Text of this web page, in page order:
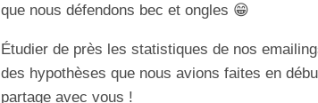
que nous défendons bec et ongles 😁
Étudier de près les statistiques de nos
des hypothèses que nous avions faites en
partage avec vous !